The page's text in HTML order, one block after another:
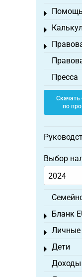
Toggle
Toggle
Toggle
Пресса
Скачать
по
Выбор
Бланк
Toggle
Toggle
Дети
Toggle
Доходы